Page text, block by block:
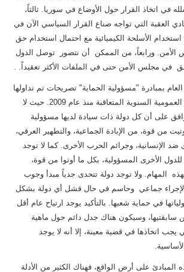
في اتخاذ القرار حول الأوضاع في سوريا. ثالثاً،
العقبة التي تواجه صناع القرار السياسي الآن في
الأسلحة الكيميائية مع احتمال استخدام حق
الأمن. ورابعاً، من الممكن أن نتصور توصل الدول
في مجلس الأمن حتى في الملفات الأكثر تعقيداً. .
بمبادرة "مسؤولية الحماية" تصريحات تم تداولها
أثناء مناقشات الجمعية العمومية السنوية المتعاقبة منذ عام 2009. حيث لا
على أن كل دولة ذات سيادة لديها مسؤولية
من قوة، من الإبادة الجماعية، والتطهير العرقي،
ضد الإنسانية، وجرائم الحرب الأخرى. كما لا توجد
الأخرى المسؤولية، بكل ما أوتوا من قوة،
المهام. ولا توجد دولة تتحدى جدياً مبدأ وجوب
لإجراء جماعي وحاسم في حال فشل أي دولة بشكل
في حماية شعبها. بالتأكيد يوجد ارتياح عام أقل
سابقتيها، وسيكون هناك جدل دائم حول ماهية
يجب اتخاذها في قضية معينة، إلا أنه لا يوجد
المبادئ على أرض الواقع، فهناك الكثير من الأدلة